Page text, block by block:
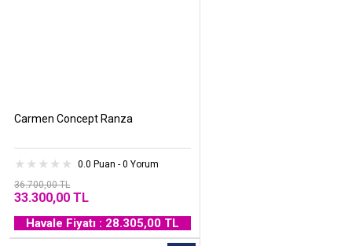
Carmen Concept Ranza
0.0 Puan - 0 Yorum
36.700,00 TL
33.300,00 TL
Havale Fiyatı : 28.305,00 TL